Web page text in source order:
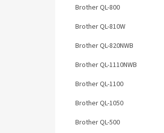
Brother QL-800
Brother QL-810W
Brother QL-820NWB
Brother QL-1110NWB
Brother QL-1100
Brother QL-1050
Brother QL-500